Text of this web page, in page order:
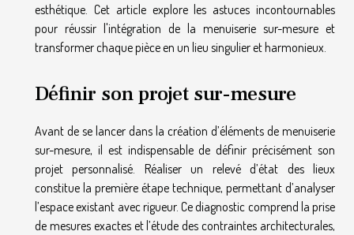
esthétique. Cet article explore les astuces incontournables
pour réussir l'intégration de la menuiserie sur-mesure et
transformer chaque pièce en un lieu singulier et harmonieux.
Définir son projet sur-mesure
Avant de se lancer dans la création d’éléments de menuiserie
sur-mesure, il est indispensable de définir précisément son
projet personnalisé. Réaliser un relevé d’état des lieux
constitue la première étape technique, permettant d’analyser
l’espace existant avec rigueur. Ce diagnostic comprend la prise
de mesures exactes et l’étude des contraintes architecturales,